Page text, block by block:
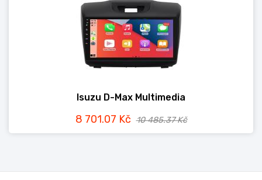
Isuzu D-Max Multimedia
8 701.07 Kč 10 485.37 Kč